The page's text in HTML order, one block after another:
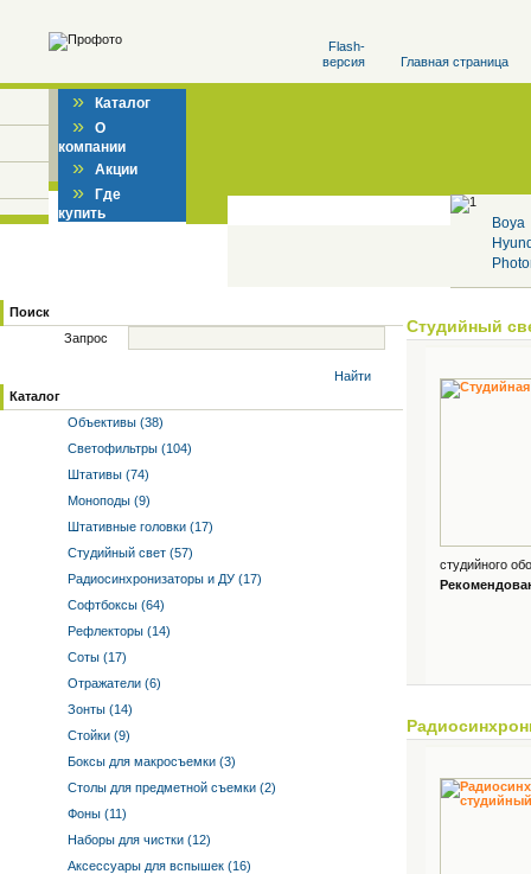
Flash-
версия
Главная страница
» Каталог
» О
компании
» Акции
» Где
купить
Boya
Поиск
Запрос
Найти
Каталог
Объективы (38)
Светофильтры (104)
Штативы (74)
Моноподы (9)
Штативные головки (17)
Студийный свет (57)
Радиосинхронизаторы и ДУ (17)
Софтбоксы (64)
Рефлекторы (14)
Соты (17)
Отражатели (6)
Зонты (14)
Стойки (9)
Боксы для макросъемки (3)
Столы для предметной съемки (2)
Фоны (11)
Наборы для чистки (12)
Аксессуары для вспышек (16)
Студийный
студийного